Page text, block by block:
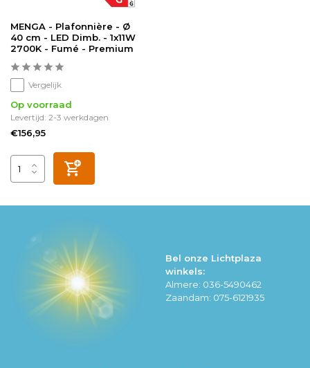
MENGA - Plafonnière - Ø
40 cm - LED Dimb. - 1x11W
2700K - Fumé - Premium
Vergelijk
Op voorraad
Levertijd: 2-3 werkdagen
€156,95
Bel onze Lichtplaza
winkels:
Almere: 036-5490462
Zaandam: 075-6121935